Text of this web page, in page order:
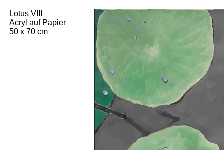
Lotus VIII
Acryl auf Papier
50 x 70 cm